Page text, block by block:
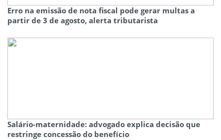
Erro na emissão de nota fiscal pode gerar multas a
partir de 3 de agosto, alerta tributarista
Salário-maternidade: advogado explica decisão que
restringe concessão do benefício